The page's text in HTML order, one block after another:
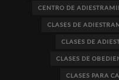
CENTRO DE
CLASES DE
CLASES DE
CLASES DE
CLASES PARA